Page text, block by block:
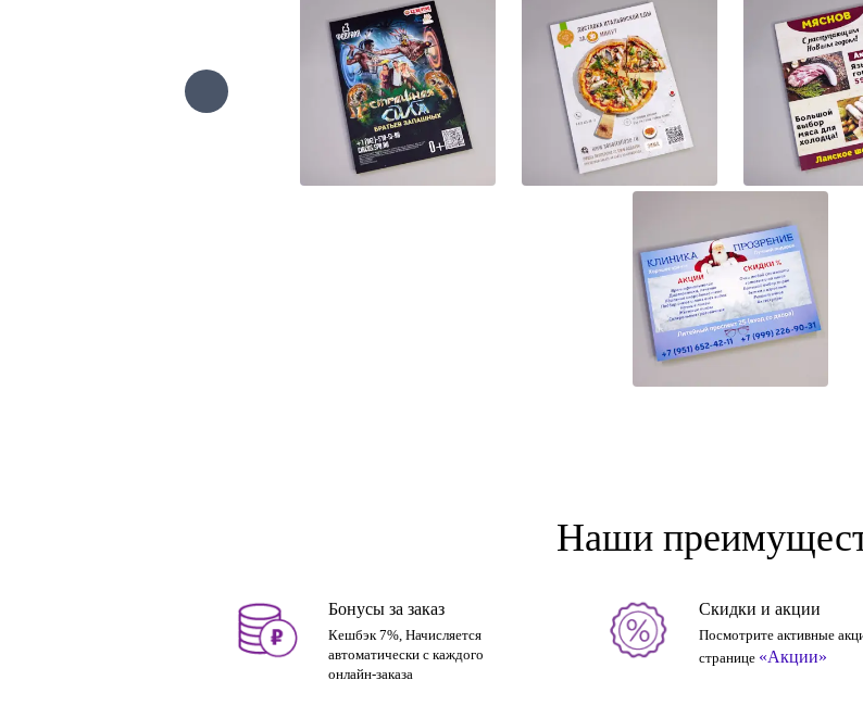
Наши
Бонусы за заказ
Кешбэк 7%, Начисляется
автоматически с каждого
онлайн-заказа
Скидки и акции
Посмотрите активные
странице «Акции»